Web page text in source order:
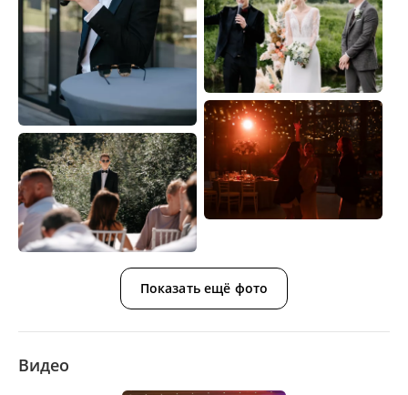
Показать ещё фото
Видео